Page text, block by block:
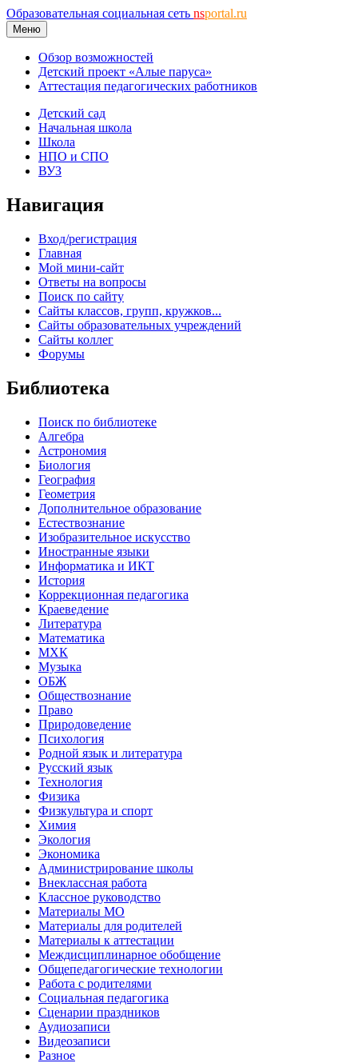
Образовательная социальная сеть nsportal.ru
Меню
Обзор возможностей
Детский проект «Алые паруса»
Аттестация педагогических работников
Детский сад
Начальная школа
Школа
НПО и СПО
ВУЗ
Навигация
Вход/регистрация
Главная
Мой мини-сайт
Ответы на вопросы
Поиск по сайту
Сайты классов, групп, кружков...
Сайты образовательных учреждений
Сайты коллег
Форумы
Библиотека
Поиск по библиотеке
Алгебра
Астрономия
Биология
География
Геометрия
Дополнительное образование
Естествознание
Изобразительное искусство
Иностранные языки
Информатика и ИКТ
История
Коррекционная педагогика
Краеведение
Литература
Математика
МХК
Музыка
ОБЖ
Обществознание
Право
Природоведение
Психология
Родной язык и литература
Русский язык
Технология
Физика
Физкультура и спорт
Химия
Экология
Экономика
Администрирование школы
Внеклассная работа
Классное руководство
Материалы МО
Материалы для родителей
Материалы к аттестации
Междисциплинарное обобщение
Общепедагогические технологии
Работа с родителями
Социальная педагогика
Сценарии праздников
Аудиозаписи
Видеозаписи
Разное